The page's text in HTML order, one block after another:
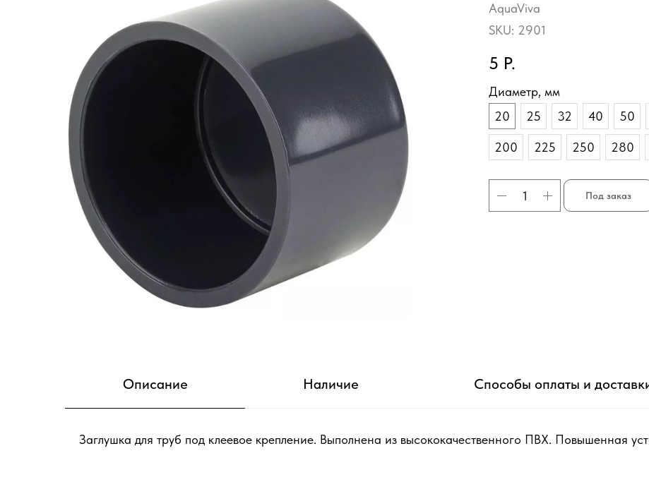
AquaViva
SKU: 2901
5 Р.
Диаметр, мм
20
25 32 40 50
200 225 250 280
Под заказ
Описание Наличие Способы оплаты и
Заглушка для труб под клеевое крепление. Выполнена из высококачественного ПВХ. Повышенная